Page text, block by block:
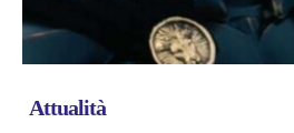
Attualità